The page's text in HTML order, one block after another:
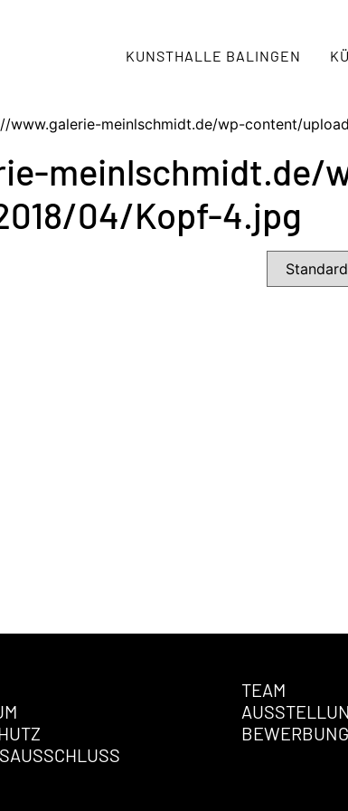
KUNSTHALLE BALINGEN
www.galerie-meinlschmidt.de/wp-content/
meinlschmidt.de/
04/Kopf-4.jpg
TEAM